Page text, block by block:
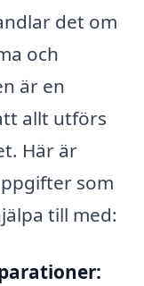
det om
och
är en
allt utförs
Här är
som
till med: